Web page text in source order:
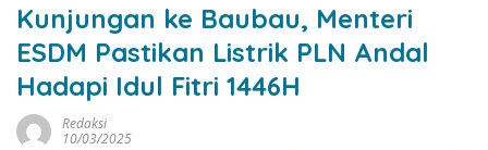
Kunjungan ke Baubau, Menteri
ESDM Pastikan Listrik PLN Andal
Hadapi Idul Fitri 1446H
Redaksi
10/03/2025